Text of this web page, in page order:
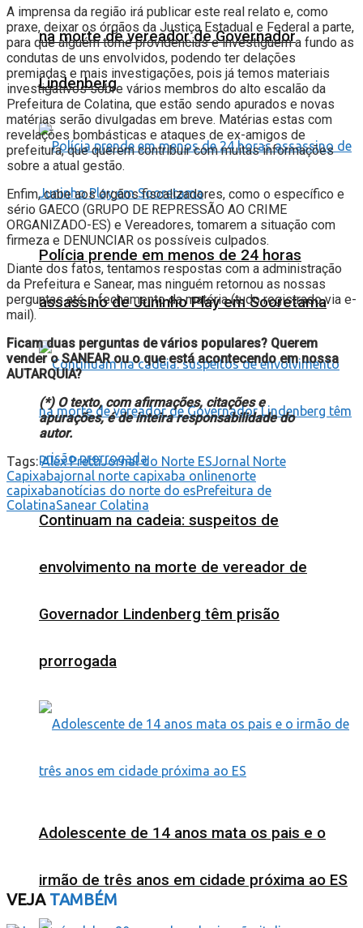
na morte de vereador de Governador
Lindenberg
Polícia prende em menos de 24 horas
assassino de Juninho Play em Sooretama
Continuam na cadeia: suspeitos de
envolvimento na morte de vereador de
Governador Lindenberg têm prisão
prorrogada
Adolescente de 14 anos mata os pais e o
irmão de três anos em cidade próxima ao ES
A imprensa da região irá publicar este real relato e, como
praxe, deixar os órgãos da Justiça Estadual e Federal a parte,
para que alguém tome providencias e investiguem a fundo as
condutas de uns envolvidos, podendo ter delações
premiadas e mais investigações, pois já temos materiais
investigativos sobre vários membros do alto escalão da
Prefeitura de Colatina, que estão sendo apurados e novas
matérias serão divulgadas em breve. Matérias estas com
revelações bombásticas e ataques de ex-amigos de
prefeitura, que querem contribuir com muitas informações
sobre a atual gestão.
Enfim, cabe aos órgãos fiscalizadores, como o específico e
sério GAECO (GRUPO DE REPRESSÃO AO CRIME
ORGANIZADO-ES) e Vereadores, tomarem a situação com
firmeza e DENUNCIAR os possíveis culpados.
Diante dos fatos, tentamos respostas com a administração
da Prefeitura e Sanear, mas ninguém retornou as nossas
perguntas até o fechamento da matéria (tudo registrado via e-
mail).
Ficam duas perguntas de vários populares? Querem
vender o SANEAR ou o que está acontecendo em nossa
AUTARQUIA?
(*) O texto, com afirmações, citações e
apurações, é de inteira responsabilidade do
autor.
Tags: Alex PrettiJornal do Norte ESJornal Norte
Capixabajornal norte capixaba onlinenorte
capixabanotícias do norte do esPrefeitura de
ColatinaSanear Colatina
VEJATAMBÉM